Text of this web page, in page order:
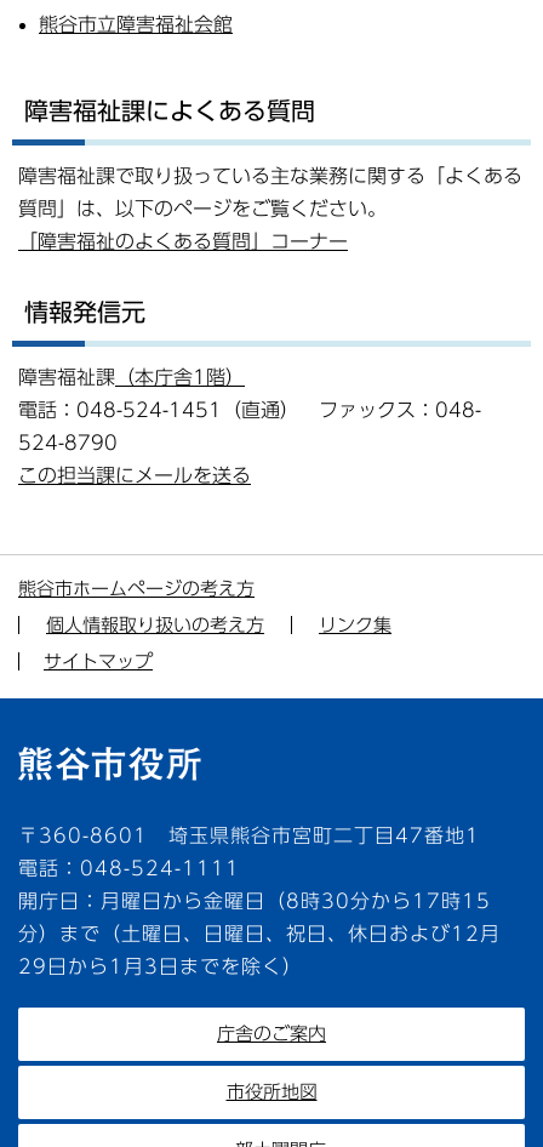
熊谷市立障害福祉会館
障害福祉課によくある質問
障害福祉課で取り扱っている主な業務に関する「よくある
質問」は、以下のページをご覧ください。
「障害福祉のよくある質問」コーナー
情報発信元
障害福祉課 （本庁舎1階）
電話：048-524-1451（直通） ファックス：048-
524-8790
この担当課にメールを送る
熊谷市ホームページの考え方
個人情報取り扱いの考え方
リンク集
サイトマップ
〒360-8601 埼玉県熊谷市宮町二丁目47番地1
電話：048-524-1111
開庁日：月曜日から金曜日（8時30分から17時15
分）まで（土曜日、日曜日、祝日、休日および12月
29日から1月3日までを除く）
庁舎のご案内
市役所地図